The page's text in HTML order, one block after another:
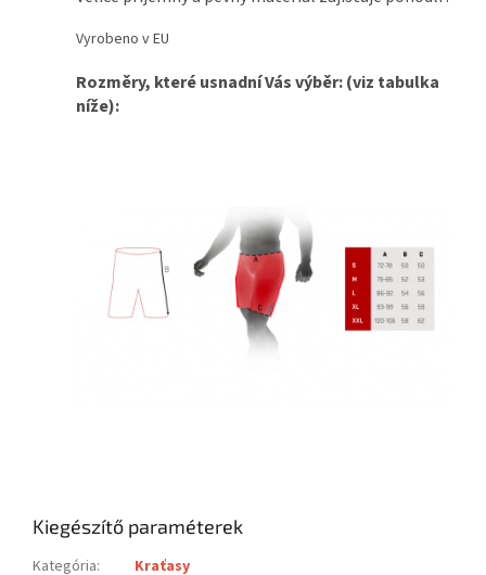
Vyrobeno v EU
Rozměry, které usnadní Vás výběr: (viz tabulka
níže):
Kiegészítő paraméterek
Kategória:
Kraťasy